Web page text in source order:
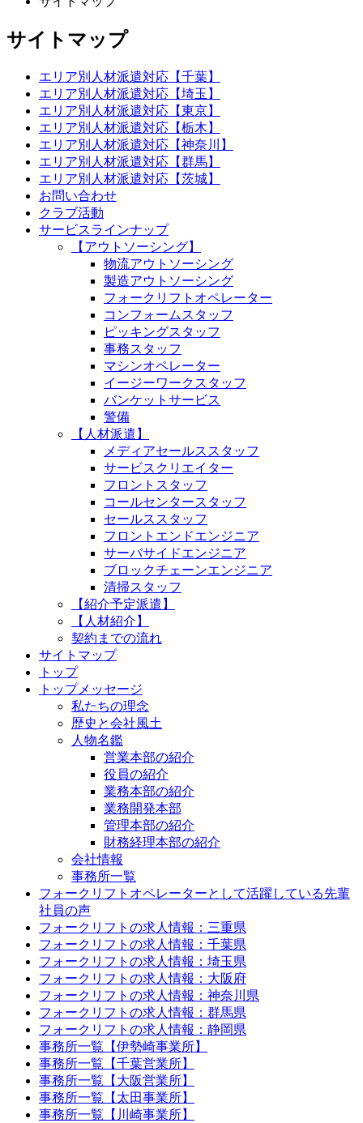
サイトマップ
エリア別人材派遣対応【千葉】
エリア別人材派遣対応【埼玉】
エリア別人材派遣対応【東京】
エリア別人材派遣対応【栃木】
エリア別人材派遣対応【神奈川】
エリア別人材派遣対応【群馬】
エリア別人材派遣対応【茨城】
お問い合わせ
クラブ活動
サービスラインナップ
【アウトソーシング】
物流アウトソーシング
製造アウトソーシング
フォークリフトオペレーター
コンフォームスタッフ
ピッキングスタッフ
事務スタッフ
マシンオペレーター
イージーワークスタッフ
バンケットサービス
警備
【人材派遣】
メディアセールススタッフ
サービスクリエイター
フロントスタッフ
コールセンタースタッフ
セールススタッフ
フロントエンドエンジニア
サーバサイドエンジニア
ブロックチェーンエンジニア
清掃スタッフ
【紹介予定派遣】
【人材紹介】
契約までの流れ
サイトマップ
トップ
トップメッセージ
私たちの理念
歴史と会社風土
人物名鑑
営業本部の紹介
役員の紹介
業務本部の紹介
業務開発本部
管理本部の紹介
財務経理本部の紹介
会社情報
事務所一覧
フォークリフトオペレーターとして活躍している先輩
社員の声
フォークリフトの求人情報：三重県
フォークリフトの求人情報：千葉県
フォークリフトの求人情報：埼玉県
フォークリフトの求人情報：大阪府
フォークリフトの求人情報：神奈川県
フォークリフトの求人情報：群馬県
フォークリフトの求人情報：静岡県
事務所一覧【伊勢崎事業所】
事務所一覧【千葉営業所】
事務所一覧【大阪営業所】
事務所一覧【太田事業所】
事務所一覧【川崎事業所】